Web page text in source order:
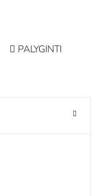
PALYGINTI